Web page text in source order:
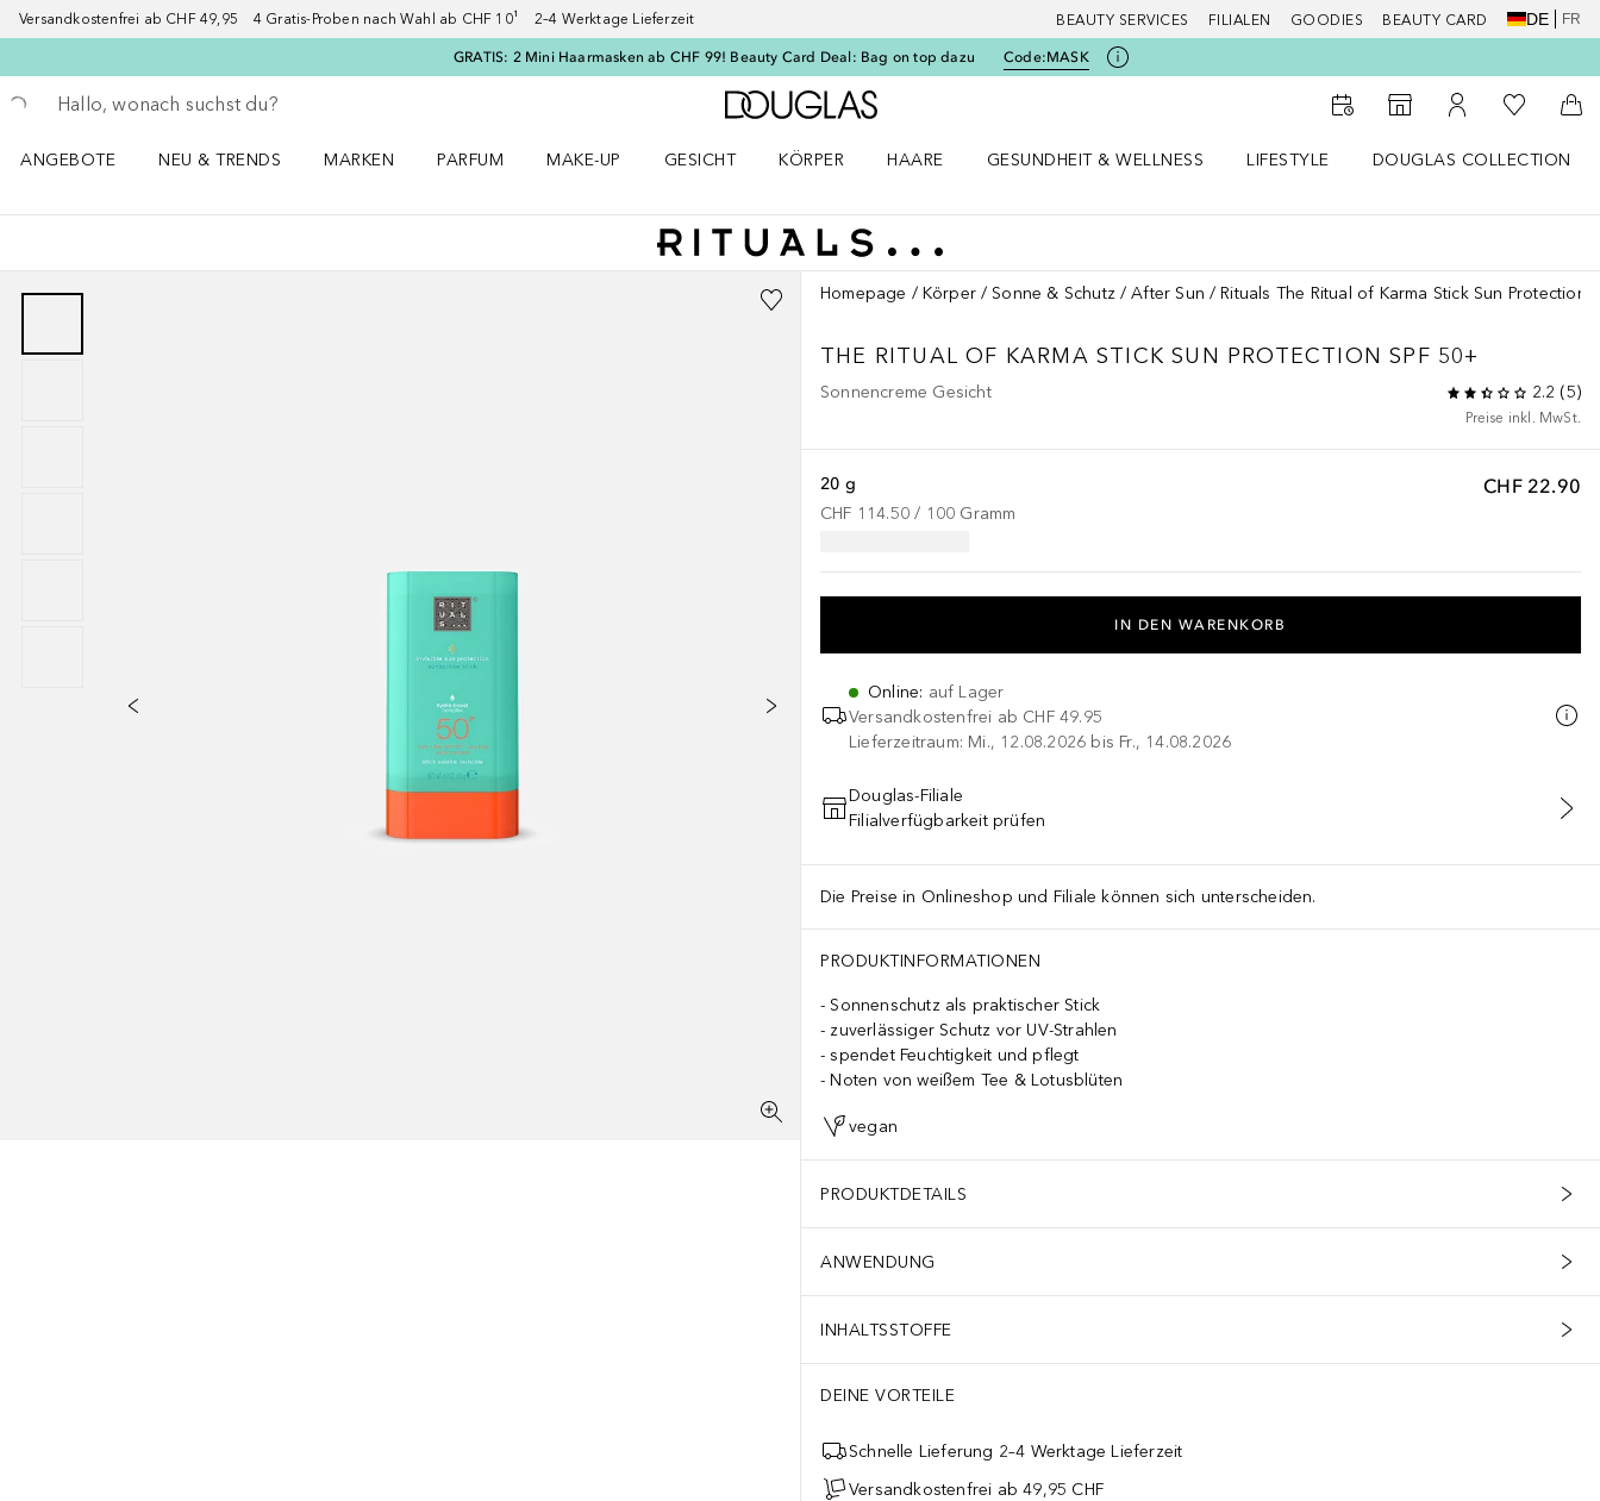
Versandkostenfrei ab CHF 49,95 4 Gratis-Proben nach Wahl ab CHF 10¹ 2–4 Werktage Lieferzeit BEAUTY SERVICES FILIALEN GOODIES BEAUTY CARD DE FR
GRATIS: 2 Mini Haarmasken ab CHF 99! Beauty Card Deal: Bag on top dazu Code:MASK
Gehe zurück
Suche ausführen
Zur Douglas Startseite
Zum Storefinder
Zu Meinem
Zu Meiner
ANGEBOTE
NEU & TRENDS
MARKEN
PARFUM
MAKE-UP
GESICHT
KÖRPER
HAARE
GESUNDHEIT & WELLNESS
LIFESTYLE
DOUGLAS COLLECTION
Homepage Körper Sonne & Schutz After Sun Rituals The Ritual of Karma Stick Sun Protection
THE RITUAL OF KARMA STICK SUN PROTECTION SPF 50+
Sonnencreme Gesicht 2.2 (5)
Preise inkl. MwSt.
CHF 22.90
20 g
CHF 114.50 / 100 Gramm
IN DEN WARENKORB
Online: auf Lager
Versandkostenfrei ab CHF 49.95
Lieferzeitraum: Mi., 12.08.2026 bis Fr., 14.08.2026
Douglas-Filiale
Filialverfügbarkeit prüfen
Die Preise in Onlineshop und Filiale können sich unterscheiden.
PRODUKTINFORMATIONEN
Sonnenschutz als praktischer Stick
zuverlässiger Schutz vor UV-Strahlen
spendet Feuchtigkeit und pflegt
Noten von weißem Tee & Lotusblüten
vegan
PRODUKTDETAILS
ANWENDUNG
INHALTSSTOFFE
DEINE VORTEILE
Schnelle Lieferung 2–4 Werktage Lieferzeit
Versandkostenfrei ab 49,95 CHF